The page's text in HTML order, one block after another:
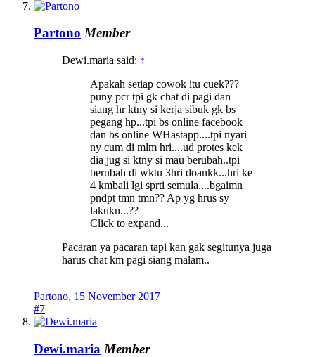
Partono Member
Dewi.maria said: ↑
Apakah setiap cowok itu cuek???
puny pcr tpi gk chat di pagi dan
siang hr ktny si kerja sibuk gk bs
pegang hp...tpi bs online facebook
dan bs online WHastapp....tpi nyari
ny cum di mlm hri....ud protes kek
dia jug si ktny si mau berubah..tpi
berubah di wktu 3hri doankk...hri ke
4 kmbali lgi sprti semula....bgaimn
pndpt tmn tmn?? Ap yg hrus sy
lakukn...??
Click to expand...
Pacaran ya pacaran tapi kan gak segitunya juga
harus chat km pagi siang malam..
Partono, 15 November 2017
#7
Dewi.maria Member